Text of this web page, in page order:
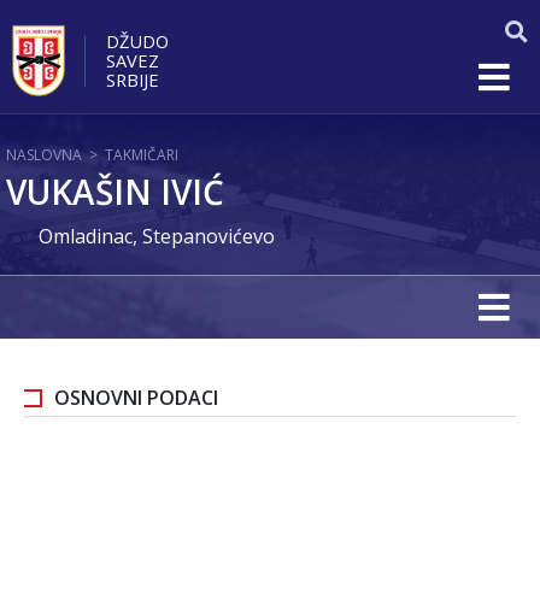
DŽUDO
SAVEZ
SRBIJE
NASLOVNA > TAKMIČARI
VUKAŠIN IVIĆ
Omladinac, Stepanovićevo
OSNOVNI PODACI